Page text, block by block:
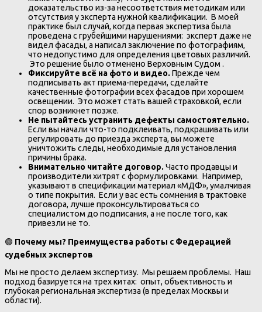
доказательство из-за несоответствия методикам или
отсутствия у эксперта нужной квалификации. В моей
практике был случай, когда первая экспертиза была
проведена с грубейшими нарушениями: эксперт даже не
видел фасады, а написал заключение по фотографиям,
что недопустимо для определения цветовых различий.
Это решение было отменено Верховным Судом .
Фиксируйте всё на фото и видео.Прежде чем
подписывать акт приема-передачи, сделайте
качественные фотографии всех фасадов при хорошем
освещении. Это может стать вашей страховкой, если
спор возникнет позже.
Не пытайтесь устранить дефекты самостоятельно.
Если вы начали что-то подклеивать, подкрашивать или
регулировать до приезда эксперта, вы можете
уничтожить следы, необходимые для установления
причины брака.
Внимательно читайте договор.Часто продавцы и
производители хитрят с формулировками. Например,
указывают в спецификации материал «МДФ», умалчивая
о типе покрытия. Если у вас есть сомнения в трактовке
договора, лучше проконсультироваться со
специалистом до подписания, а не после того, как
привезли не то.
🟢 Почему мы? Преимущества работы с Федерацией
судебных экспертов
Мы не просто делаем экспертизу. Мы решаем проблемы. Наш
подход базируется на трех китах: опыт, объективность и
глубокая региональная экспертиза (в пределах Москвы и
области).